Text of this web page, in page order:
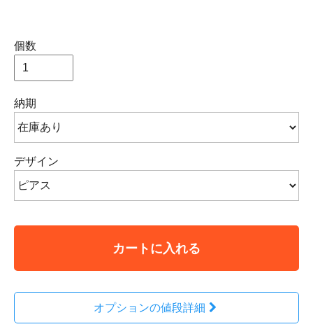
個数
納期
デザイン
カートに入れる
オプションの値段詳細